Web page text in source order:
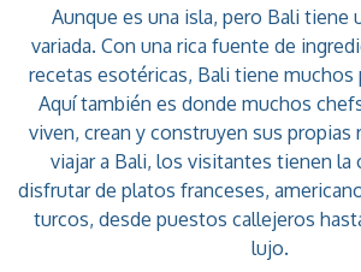
Aunque es una isla, pero Bali tiene
variada. Con una rica fuente de
recetas esotéricas, Bali tiene
Aquí también es donde muchos
viven, crean y construyen sus propias
viajar a Bali, los visitantes tienen la
disfrutar de platos franceses,
turcos, desde puestos callejeros
lujo.